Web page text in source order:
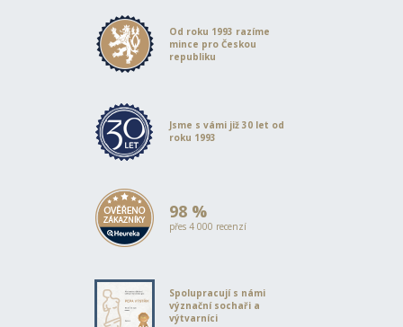
Od roku 1993 razíme
mince pro Českou
republiku
Jsme s vámi již 30 let od
roku 1993
98 %
přes 4 000 recenzí
Spolupracují s námi
význační sochaři a
výtvarníci